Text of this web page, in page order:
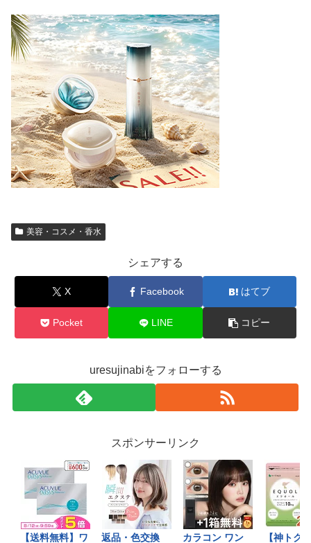
美容・コスメ・香水
シェアする
X Facebook はてブ
Pocket LINE コピー
uresujinabiをフォローする
スポンサーリンク